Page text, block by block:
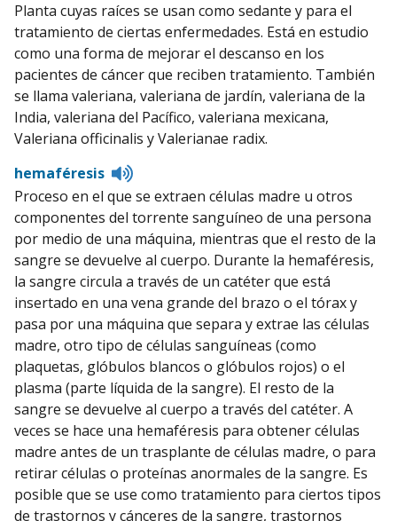
pronunciation
Planta cuyas raíces se usan como sedante y para el
tratamiento de ciertas enfermedades. Está en estudio
como una forma de mejorar el descanso en los
pacientes de cáncer que reciben tratamiento. También
se llama valeriana, valeriana de jardín, valeriana de la
India, valeriana del Pacífico, valeriana mexicana,
Valeriana officinalis y Valerianae radix.
hemaféresis
Listen
pronunciation
Proceso en el que se extraen células madre u otros
componentes del torrente sanguíneo de una persona
por medio de una máquina, mientras que el resto de la
sangre se devuelve al cuerpo. Durante la hemaféresis,
la sangre circula a través de un catéter que está
insertado en una vena grande del brazo o el tórax y
pasa por una máquina que separa y extrae las células
madre, otro tipo de células sanguíneas (como
plaquetas, glóbulos blancos o glóbulos rojos) o el
plasma (parte líquida de la sangre). El resto de la
sangre se devuelve al cuerpo a través del catéter. A
veces se hace una hemaféresis para obtener células
madre antes de un trasplante de células madre, o para
retirar células o proteínas anormales de la sangre. Es
posible que se use como tratamiento para ciertos tipos
de trastornos y cánceres de la sangre, trastornos